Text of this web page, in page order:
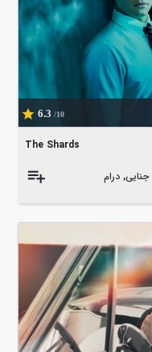
6.3 /10
The Shards
جنایی, درام